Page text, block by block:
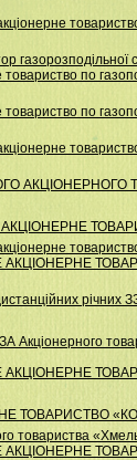
по
по
АКЦІОНЕРНЕ
АКЦІОНЕРНЕ
Акціонерного
АКЦІОНЕРНЕ
ТОВАРИСТВО
товариства
АКЦIОНЕРНЕ